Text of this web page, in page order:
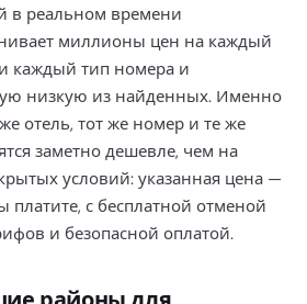
в реальном времени
миллионы цен на каждый
каждый тип номера и
низкую из найденных. Именно
отель, тот же номер и те же
заметно дешевле, чем на
условий: указанная цена —
платите, с бесплатной отменой
и безопасной оплатой.